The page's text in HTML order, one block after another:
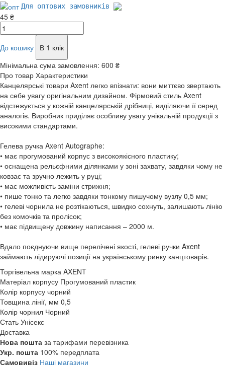
Для оптових замовників
45 ₴
До кошику
В 1 клік
Мінімальна сума замовлення: 600 ₴
Про товар Характеристики
Канцелярські товари Axent легко впізнати: вони миттєво звертають
на себе увагу оригінальним дизайном. Фірмовий стиль Axent
відстежується у кожній канцелярській дрібниці, виділяючи її серед
аналогів. Виробник приділяє особливу увагу унікальній продукції з
високими стандартами.
Гелева ручка Axent Autographe:
• має прогумований корпус з високоякісного пластику;
• оснащена рельєфними ділянками у зоні захвату, завдяки чому не
ковзає та зручно лежить у руці;
• має можливість заміни стрижня;
• пише тонко та легко завдяки тонкому пишучому вузлу 0,5 мм;
• гелеві чорнила не розтікаються, швидко сохнуть, залишають лінію
без комочків та пролісок;
• має підвищену довжину написання – 2000 м.
Вдало поєднуючи вище перелічені якості, гелеві ручки Axent
займають лідируючі позиції на українському ринку канцтоварів.
Торгівельна марка AXENT
Матеріал корпусу Прогумований пластик
Колір корпусу чорний
Товщина лінії, мм 0,5
Колір чорнил Чорний
Стать Унісекс
Доставка
Нова пошта за тарифами перевізника
Укр. пошта 100% передплата
Самовивіз Наші магазини